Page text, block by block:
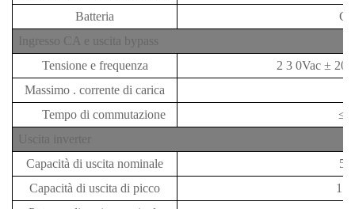
Batteria
G
Ingresso CA e uscita bypass
Tensione e frequenza
2 3 0Vac ±
Massimo . corrente di carica
Tempo di commutazione
≤
Uscita inverter
Capacità di uscita nominale
Capacità di uscita di picco